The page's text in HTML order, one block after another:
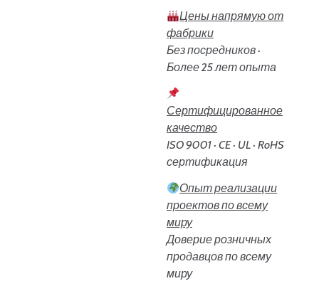
Цены напрямую от
фабрики
Без посредников ·
Более 25 лет опыта
Сертифицированное
качество
ISO 9001 · CE · UL · RoHS
сертификация
Опыт реализации
проектов по всему
миру
Доверие розничных
продавцов по всему
миру